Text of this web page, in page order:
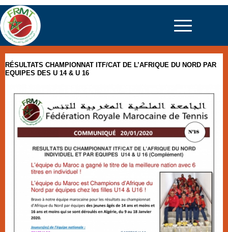
RÉSULTATS CHAMPIONNAT ITF/CAT DE L’AFRIQUE DU NORD PAR
EQUIPES DES U 14 & U 16